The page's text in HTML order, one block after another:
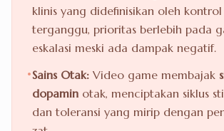
klinis yang didefinisikan oleh
terganggu, prioritas berlebih pada
eskalasi meski ada dampak negatif.
•Sains Otak: Video game membajak
dopamin otak, menciptakan siklus
dan toleransi yang mirip dengan